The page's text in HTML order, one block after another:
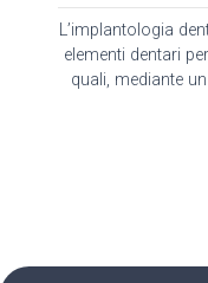
L’implantologia
elementi dentari
quali, mediante